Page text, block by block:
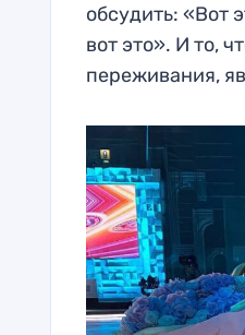
обсудить: «Вот
вот это». И то,
переживания,